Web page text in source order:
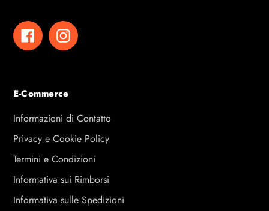
FacebookInstagram
E-Commerce
Informazioni di Contatto
Privacy e Cookie Policy
Termini e Condizioni
Informativa sui Rimborsi
Informativa sulle Spedizioni